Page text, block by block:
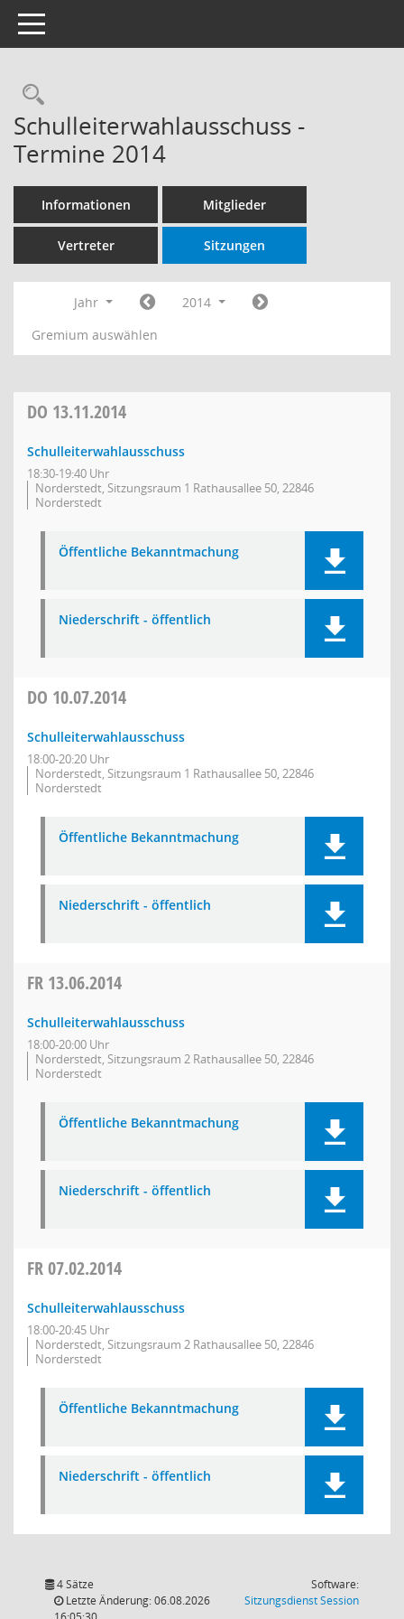
Toggle navigation
Rechercheauswahl
Schulleiterwahlausschuss -
Termine 2014
Informationen Mitglieder
Vertreter Sitzungen
Jahr
2014
Gremium auswählen
DO 13.11.2014
Schulleiterwahlausschuss
18:30-19:40 Uhr
Norderstedt, Sitzungsraum 1 Rathausallee 50, 22846
Norderstedt
Öffentliche Bekanntmachung
Niederschrift - öffentlich
DO 10.07.2014
Schulleiterwahlausschuss
18:00-20:20 Uhr
Norderstedt, Sitzungsraum 1 Rathausallee 50, 22846
Norderstedt
Öffentliche Bekanntmachung
Niederschrift - öffentlich
FR 13.06.2014
Schulleiterwahlausschuss
18:00-20:00 Uhr
Norderstedt, Sitzungsraum 2 Rathausallee 50, 22846
Norderstedt
Öffentliche Bekanntmachung
Niederschrift - öffentlich
FR07.02.2014
Schulleiterwahlausschuss
18:00-20:45 Uhr
Norderstedt, Sitzungsraum 2 Rathausallee 50, 22846
Norderstedt
Öffentliche Bekanntmachung
Niederschrift - öffentlich
4 Sätze
Letzte Änderung: 06.08.2026
Software:
SitzungsdienstSession(Wird in